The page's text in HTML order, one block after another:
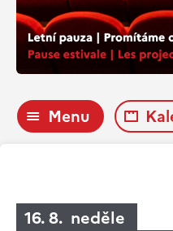
Menu
16. 8. neděle